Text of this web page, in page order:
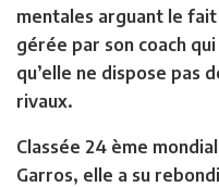
mentales arguant le fait
gérée par son coach
qu’elle ne dispose pas
rivaux.
Classée 24 ème
Garros, elle a su